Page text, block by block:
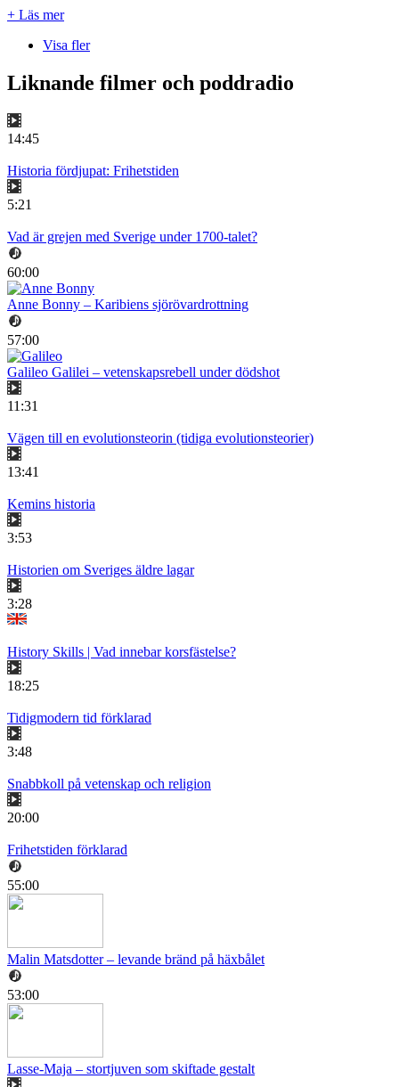
+ Läs mer
Visa fler
Liknande filmer och poddradio
14:45
Historia fördjupat: Frihetstiden
5:21
Vad är grejen med Sverige under 1700-talet?
60:00
Anne Bonny – Karibiens sjörövardrottning
57:00
Galileo Galilei – vetenskapsrebell under dödshot
11:31
Vägen till en evolutionsteorin (tidiga evolutionsteorier)
13:41
Kemins historia
3:53
Historien om Sveriges äldre lagar
3:28
History Skills | Vad innebar korsfästelse?
18:25
Tidigmodern tid förklarad
3:48
Snabbkoll på vetenskap och religion
20:00
Frihetstiden förklarad
55:00
Malin Matsdotter – levande bränd på häxbålet
53:00
Lasse-Maja – stortjuven som skiftade gestalt